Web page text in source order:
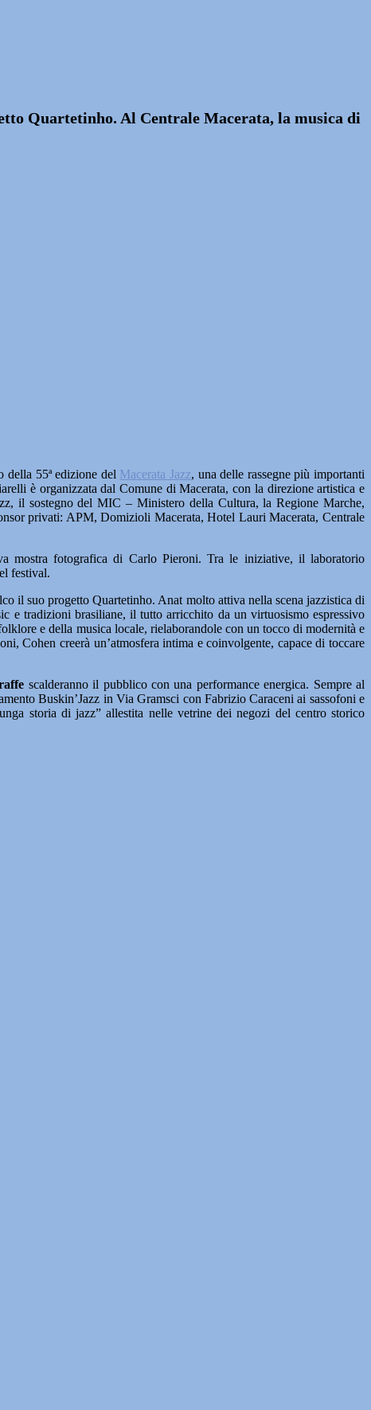
Quartetinho. Al Centrale Macerata, la musica di
della 55ª edizione del Macerata Jazz, una delle rassegne più importanti
è organizzata dal Comune di Macerata, con la direzione artistica e
il sostegno del MIC – Ministero della Cultura, la Regione Marche,
privati: APM, Domizioli Macerata, Hotel Lauri Macerata, Centrale
mostra fotografica di Carlo Pieroni. Tra le iniziative, il laboratorio
festival.
il suo progetto Quartetinho. Anat molto attiva nella scena jazzistica di
e tradizioni brasiliane, il tutto arricchito da un virtuosismo espressivo
e della musica locale, rielaborandole con un tocco di modernità e
Cohen creerà un’atmosfera intima e coinvolgente, capace di toccare
scalderanno il pubblico con una performance energica. Sempre al
Buskin’Jazz in Via Gramsci con Fabrizio Caraceni ai sassofoni e
storia di jazz” allestita nelle vetrine dei negozi del centro storico